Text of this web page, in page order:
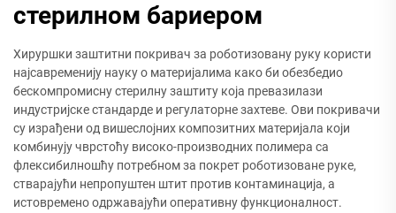
стерилном бариером
Хируршки заштитни покривач за роботизовану руку користи
најсавременију науку о материјалима како би обезбедио
бескомпромисну стерилну заштиту која превазилази
индустријске стандарде и регулаторне захтеве. Ови покривачи
су израђени од вишеслојних композитних материјала који
комбинују чврстоћу високо-производних полимера са
флексибилношћу потребном за покрет роботизоване руке,
стварајући непропуштен штит против контаминација, а
истовремено одржавајући оперативну функционалност.